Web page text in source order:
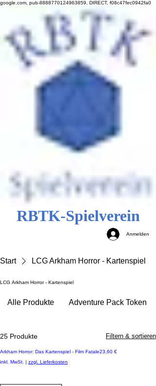
google.com, pub-8888770124963859, DIRECT, f08c47fec0942fa0
RBTK-Spielverein
Anmelden
Start LCG Arkham Horror - Kartenspiel
LCG Arkham Horror - Kartenspiel
Alle Produkte Adventure Pack Token
25 Produkte Filtern & sortieren
Neuheit - Vorbestellbar
Arkham Horror: Das Kartenspiel - Film FatalePreis
23,60 €
inkl. MwSt. | zzgl. Lieferkosten